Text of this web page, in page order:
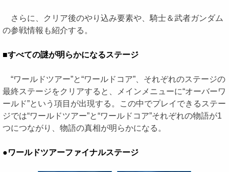
さらに、クリア後のやり込み要素や、騎士＆武者ガンダム
の参戦情報も紹介する。
■すべての謎が明らかになるステージ
“ワールドツアー”と“ワールドコア”、それぞれのステージの
最終ステージをクリアすると、メインメニューに“オーバーワ
ールド”という項目が出現する。この中でプレイできるステー
ジでは“ワールドツアー”と“ワールドコア”それぞれの物語が1
つにつながり、物語の真相が明らかになる。
●ワールドツアーファイナルステージ